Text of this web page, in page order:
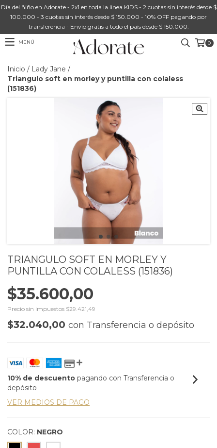
Día del ñiño en Adorate - 2x1 en toda la linea KIDS - 2 cuotas sin interés desde $
100.000 - 3 cuotas sin interés desde $ 150.000 - 10% OFF pagando por
transferencia - Envío gratis a todo el país desde $ 150.000.
MENÚ 0
Inicio / Lady Jane /
Triangulo soft en morley y puntilla con colaless
(151836)
TRIANGULO SOFT EN MORLEY Y
PUNTILLA CON COLALESS (151836)
$35.600,00
Precio sin impuestos $29.421,49
$32.040,00 con Transferencia o depósito
10% de descuento pagando con Transferencia o
depósito
VER MEDIOS DE PAGO
COLOR: NEGRO